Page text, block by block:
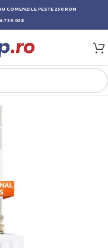
COMENZILE PESTE 250 RON